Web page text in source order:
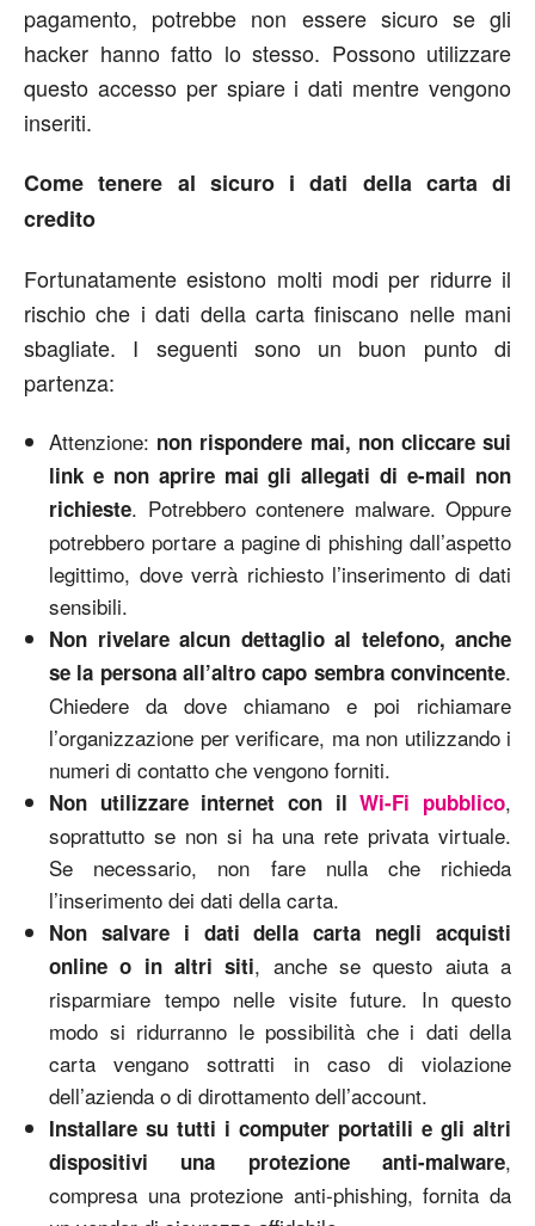
pagamento, potrebbe non essere sicuro se gli
hacker hanno fatto lo stesso. Possono utilizzare
questo accesso per spiare i dati mentre vengono
inseriti.
Come tenere al sicuro i dati della carta di
credito
Fortunatamente esistono molti modi per ridurre il
rischio che i dati della carta finiscano nelle mani
sbagliate. I seguenti sono un buon punto di
partenza:
Attenzione: non rispondere mai, non cliccare sui
link e non aprire mai gli allegati di e-mail non
richieste. Potrebbero contenere malware. Oppure
potrebbero portare a pagine di phishing dall’aspetto
legittimo, dove verrà richiesto l’inserimento di dati
sensibili.
Non rivelare alcun dettaglio al telefono, anche
se la persona all’altro capo sembra convincente.
Chiedere da dove chiamano e poi richiamare
l’organizzazione per verificare, ma non utilizzando i
numeri di contatto che vengono forniti.
Non utilizzare internet con ilWi-Fi pubblico,
soprattutto se non si ha una rete privata virtuale.
Se necessario, non fare nulla che richieda
l’inserimento dei dati della carta.
Non salvare i dati della carta negli acquisti
online o in altri siti, anche se questo aiuta a
risparmiare tempo nelle visite future. In questo
modo si ridurranno le possibilità che i dati della
carta vengano sottratti in caso di violazione
dell’azienda o di dirottamento dell’account.
Installare su tutti i computer portatili e gli altri
dispositivi una protezione anti-malware,
compresa una protezione anti-phishing, fornita da